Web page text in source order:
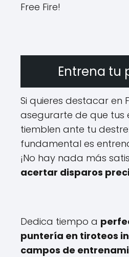
Free Fire!
Entrena tu
Si quieres destacar en
asegurarte de que tus
tiemblen ante tu
fundamental es
¡No hay nada más
acertar disparos
Dedica tiempo a
puntería en tiroteos
campos de